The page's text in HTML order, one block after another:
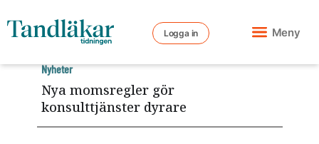
Logga in Meny
Nya momsregler gör
konsulttjänster dyrare
Nyheter